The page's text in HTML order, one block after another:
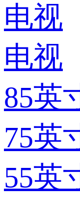
电视
电视
85英
75英
55英